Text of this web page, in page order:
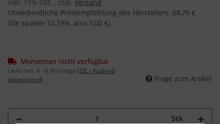
inkl. 19% USt. , zzgl. Versand
Unverbindliche Preisempfehlung des Herstellers: 68,70 €
(Sie sparen 10.19%, also 7,00 €)
Momentan nicht verfügbar
Lieferzeit: 4 - 6 Werktage (DE - Ausland
abweichend)
Frage zum Artikel
Stk